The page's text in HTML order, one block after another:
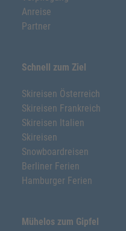
Anreise
Partner
Schnell zum Ziel
Skireisen Österreich
Skireisen Frankreich
Skireisen Italien
Skireisen
Snowboardreisen
Berliner Ferien
Hamburger Ferien
Mühelos zum Gipfel